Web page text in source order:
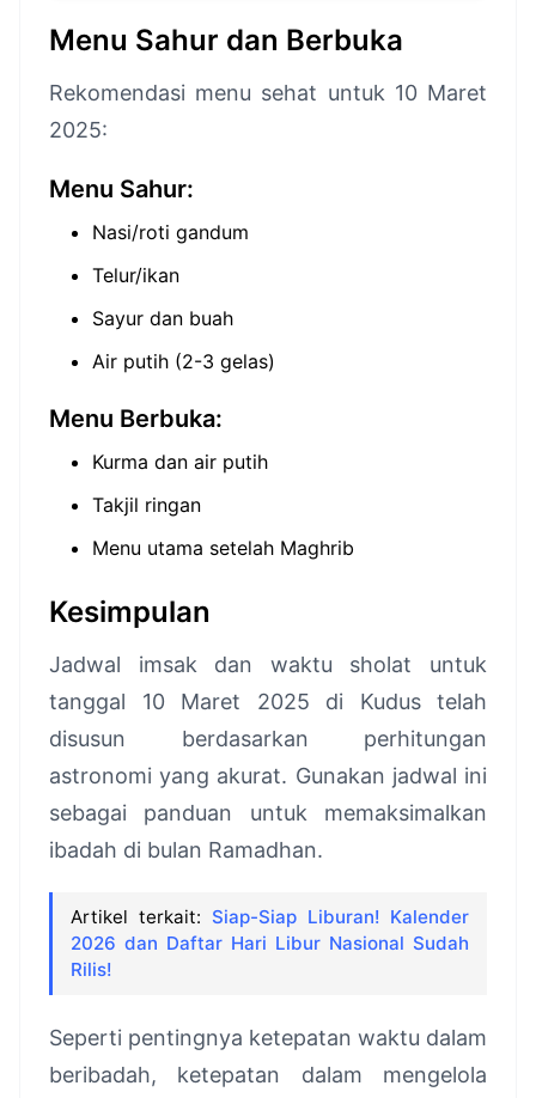
Menu Sahur dan Berbuka
Rekomendasi menu sehat untuk 10 Maret
2025:
Menu Sahur:
Nasi/roti gandum
Telur/ikan
Sayur dan buah
Air putih (2-3 gelas)
Menu Berbuka:
Kurma dan air putih
Takjil ringan
Menu utama setelah Maghrib
Kesimpulan
Jadwal imsak dan waktu sholat untuk
tanggal 10 Maret 2025 di Kudus telah
disusun berdasarkan perhitungan
astronomi yang akurat. Gunakan jadwal ini
sebagai panduan untuk memaksimalkan
ibadah di bulan Ramadhan.
Artikel terkait: Siap-Siap Liburan! Kalender
2026 dan Daftar Hari Libur Nasional Sudah
Rilis!
Seperti pentingnya ketepatan waktu dalam
beribadah, ketepatan dalam mengelola